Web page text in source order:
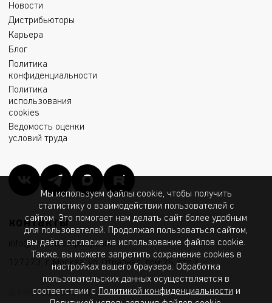
Новости
Дистрибьюторы
Карьера
Блог
Политика
конфиденциальности
Политика
использования
cookies
Ведомость оценки
условий труда
контакты
info@msk.ltcompany.com
127273, г. Москва, ул. Отрадная, дом 2Б, стр.7
© 1998 - 2026 ООО «МГК «Световые Технологии»
Мы используем файлы cookie, чтобы получить
статистику о взаимодействии пользователей с
сайтом. Это помогает нам делать сайт более удобным
для пользователей. Продолжая пользоваться сайтом,
вы даёте согласие на использование файлов cookie.
Также, вы можете запретить сохранение cookies в
настройках вашего браузера. Обработка
пользовательских данных осуществляется в
соответствии с
Политикой конфиденциальности и